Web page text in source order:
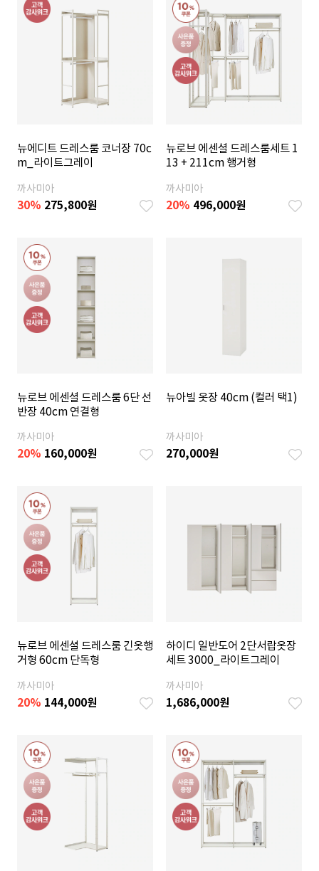
뉴에디트 드레스룸 코너장 70c
m_라이트그레이
까사미아
30% 275,800원
뉴로브 에센셜 드레스룸세트 1
13 + 211cm 행거형
까사미아
20% 496,000원
뉴로브 에센셜 드레스룸 6단 선
반장 40cm 연결형
까사미아
20% 160,000원
뉴아빌 옷장 40cm (컬러 택1)
까사미아
270,000원
뉴로브 에센셜 드레스룸 긴옷행
거형 60cm 단독형
까사미아
20% 144,000원
하이디 일반도어 2단서랍옷장
세트 3000_라이트그레이
까사미아
1,686,000원